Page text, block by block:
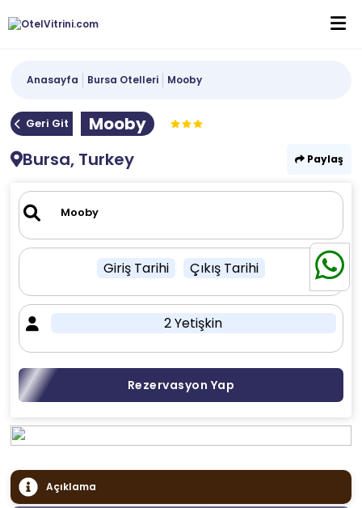
Anasayfa Bursa Otelleri Mooby
Geri Git
Mooby
Bursa, Turkey
Paylaş
Giriş Tarihi Çıkış Tarihi
2 Yetişkin
Rezervasyon Yap
Açıklama